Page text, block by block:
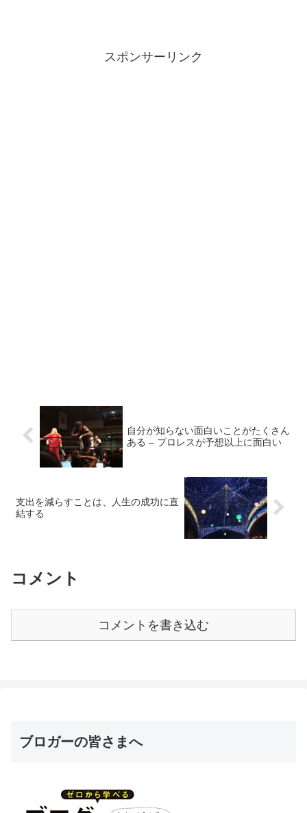
スポンサーリンク
自分が知らない面白いことがたくさん
ある – プロレスが予想以上に面白い
支出を減らすことは、人生の成功に直
結する
コメント
コメントを書き込む
ブロガーの皆さまへ